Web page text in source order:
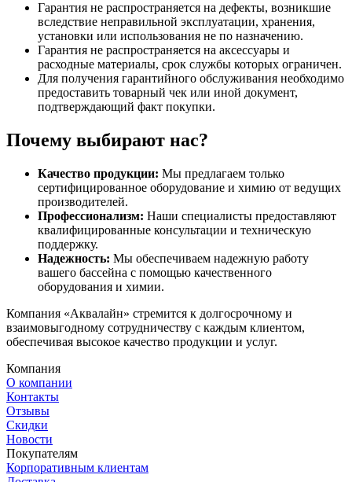
Гарантия не распространяется на дефекты, возникшие
вследствие неправильной эксплуатации, хранения,
установки или использования не по назначению.
Гарантия не распространяется на аксессуары и
расходные материалы, срок службы которых ограничен.
Для получения гарантийного обслуживания необходимо
предоставить товарный чек или иной документ,
подтверждающий факт покупки.
Почему выбирают нас?
Качество продукции: Мы предлагаем только
сертифицированное оборудование и химию от ведущих
производителей.
Профессионализм: Наши специалисты предоставляют
квалифицированные консультации и техническую
поддержку.
Надежность: Мы обеспечиваем надежную работу
вашего бассейна с помощью качественного
оборудования и химии.
Компания «Аквалайн» стремится к долгосрочному и
взаимовыгодному сотрудничеству с каждым клиентом,
обеспечивая высокое качество продукции и услуг.
Компания
О компании
Контакты
Отзывы
Скидки
Новости
Покупателям
Корпоративным клиентам